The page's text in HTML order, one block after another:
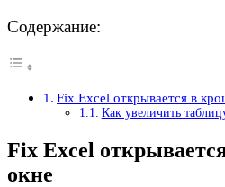
Содержание:
Fix Excel открывается в
Как увеличить
Fix Excel
окне